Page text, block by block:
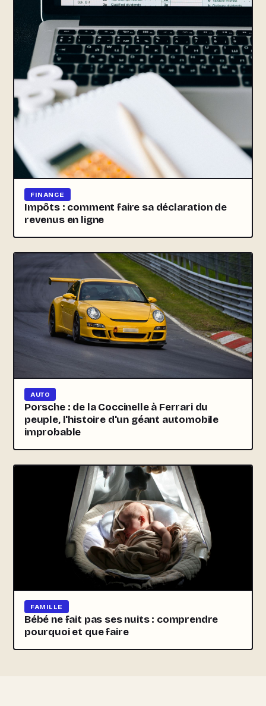
FINANCE
Impôts : comment faire sa déclaration de
revenus en ligne
AUTO
Porsche : de la Coccinelle à Ferrari du
peuple, l'histoire d'un géant automobile
improbable
FAMILLE
Bébé ne fait pas ses nuits : comprendre
pourquoi et que faire